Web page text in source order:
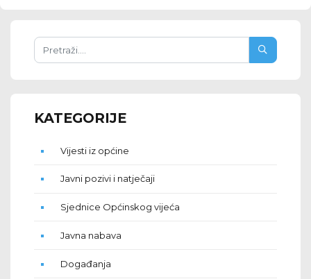
KATEGORIJE
Vijesti iz općine
Javni pozivi i natječaji
Sjednice Općinskog vijeća
Javna nabava
Događanja